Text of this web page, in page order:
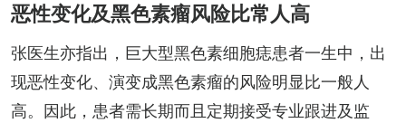
恶性变化及黑色素瘤风险比常人高
张医生亦指出，巨大型黑色素细胞痣患者一生中，出
现恶性变化、演变成黑色素瘤的风险明显比一般人
高。因此，患者需长期而且定期接受专业跟进及监